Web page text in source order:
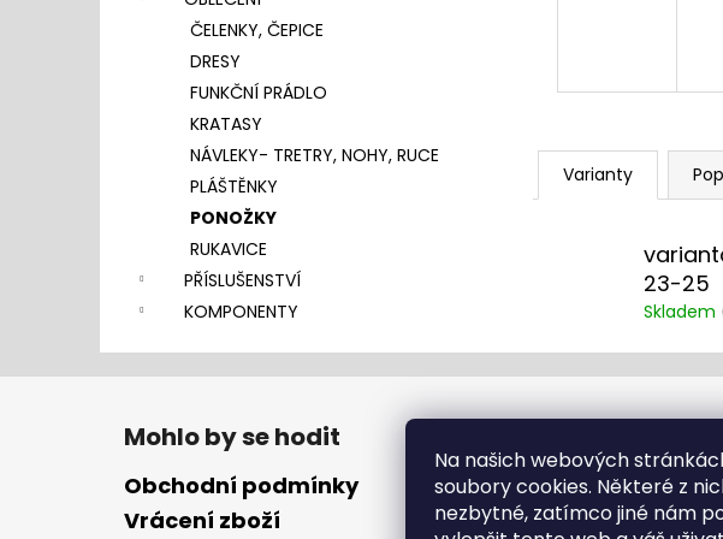
Na našich webových
soubory cookies. Některé z
nezbytné, zatímco jiné nám
ČELENKY, ČEPICE
DRESY
FUNKČNÍ PRÁDLO
KRATASY
NÁVLEKY- TRETRY, NOHY, RUCE
PLÁŠTĚNKY
PONOŽKY
RUKAVICE
PŘÍSLUŠENSTVÍ
KOMPONENTY
Varianty
23-25
Skladem
Z
Mohlo by se hodit
Obchodní podmínky
Vrácení zboží